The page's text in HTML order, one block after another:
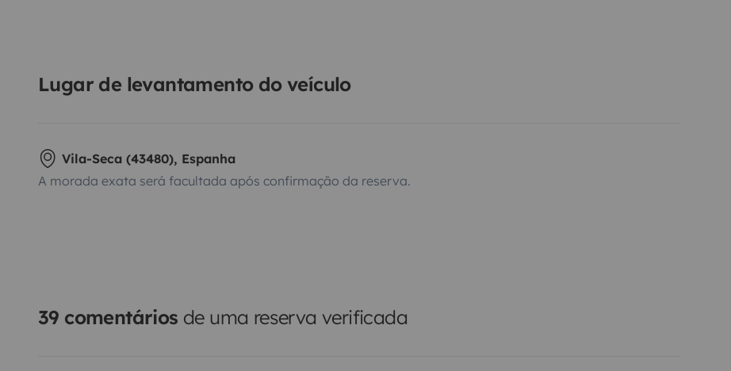
Lugar de levantamento do veículo
Vila-Seca (43480), Espanha
A morada exata será facultada após confirmação da reserva.
39 comentários de uma reserva verificada